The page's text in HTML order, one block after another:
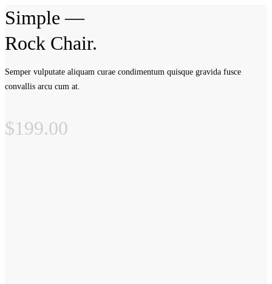
Simple —
Rock Chair.
Semper vulputate aliquam curae condimentum quisque gravida fusce
convallis arcu cum at.
$199.00